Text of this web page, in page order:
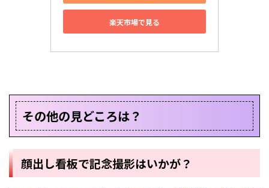
楽天市場で見る
その他の見どころは？
顔出し看板で記念撮影はいかが？